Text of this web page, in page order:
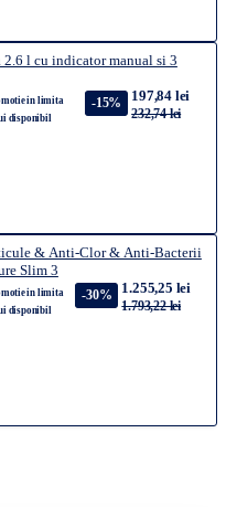
2.6 l cu indicator manual si 3
in limita
disponibil
-15% 197,84 lei
232,74 lei
& Anti-Clor & Anti-Bacterii
Slim 3
in limita
disponibil
-30% 1.255,25 lei
1.793,22 lei